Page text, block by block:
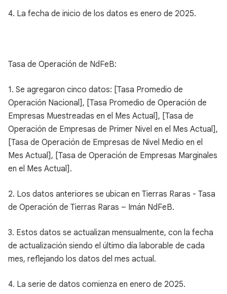
4. La fecha de inicio de los datos es enero de 2025.
Tasa de Operación de NdFeB:
1. Se agregaron cinco datos: [Tasa Promedio de
Operación Nacional], [Tasa Promedio de Operación de
Empresas Muestreadas en el Mes Actual], [Tasa de
Operación de Empresas de Primer Nivel en el Mes Actual],
[Tasa de Operación de Empresas de Nivel Medio en el
Mes Actual], [Tasa de Operación de Empresas Marginales
en el Mes Actual].
2. Los datos anteriores se ubican en Tierras Raras - Tasa
de Operación de Tierras Raras – Imán NdFeB.
3. Estos datos se actualizan mensualmente, con la fecha
de actualización siendo el último día laborable de cada
mes, reflejando los datos del mes actual.
4. La serie de datos comienza en enero de 2025.